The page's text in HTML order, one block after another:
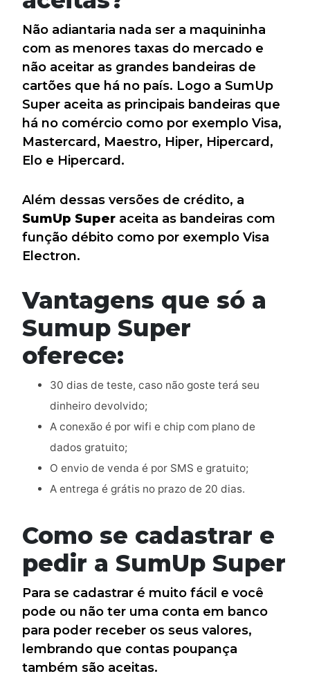
Não adiantaria nada ser a maquininha
com as menores taxas do mercado e
não aceitar as grandes bandeiras de
cartões que há no país. Logo a SumUp
Super aceita as principais bandeiras que
há no comércio como por exemplo Visa,
Mastercard, Maestro, Hiper, Hipercard,
Elo e Hipercard.
Além dessas versões de crédito, a
SumUp Super aceita as bandeiras com
função débito como por exemplo Visa
Electron.
Vantagens que só a
Sumup Super
oferece:
30 dias de teste, caso não goste terá seu
dinheiro devolvido;
A conexão é por wifi e chip com plano de
dados gratuito;
O envio de venda é por SMS e gratuito;
A entrega é grátis no prazo de 20 dias.
Como se cadastrar e
pedir a SumUp Super
Para se cadastrar é muito fácil e você
pode ou não ter uma conta em banco
para poder receber os seus valores,
lembrando que contas poupança
também são aceitas.